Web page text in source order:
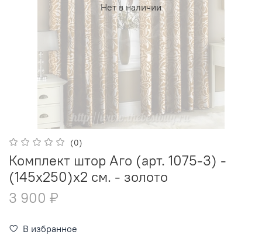
Нет в наличии
(0)
Комплект штор Аго (арт. 1075-3) -
(145х250)х2 см. - золото
3 900 ₽
В избранное